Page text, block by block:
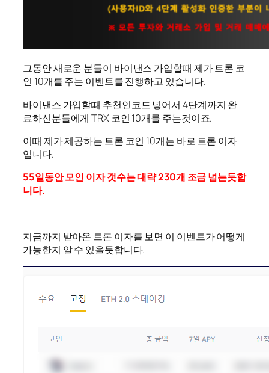
그동안 새로운 분들이 바이낸스 가입할때 제가 트론 코
인 10개를 주는 이벤트를 진행하고 있습니다.
바이낸스 가입할때 추천인코드 넣어서 4단계까지 완
료하신분들에게 TRX 코인 10개를 주는것이죠.
이때 제가 제공하는 트론 코인 10개는 바로 트론 이자
입니다.
55일동안 모인 이자 갯수는 대략 230개 조금 넘는듯합
니다.
지금까지 받아온 트론 이자를 보면 이 이벤트가 어떻게
가능한지 알 수 있을듯합니다.